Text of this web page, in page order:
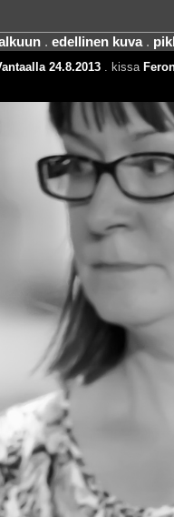
. edellinen kuva.
24.8.2013. kissa